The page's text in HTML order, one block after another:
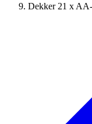
Dekker 21 x